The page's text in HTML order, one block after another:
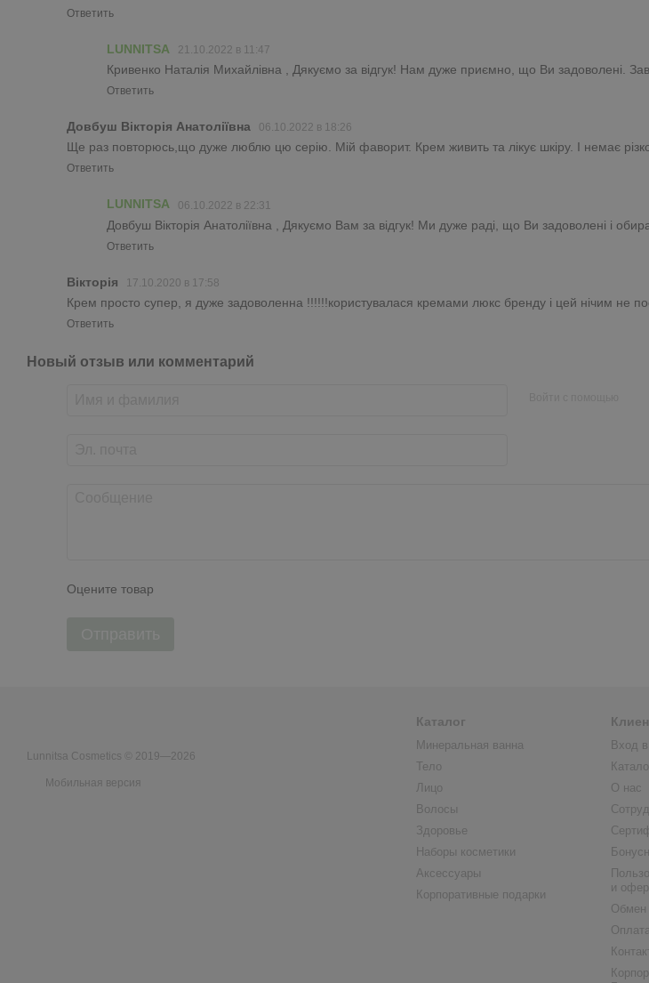
Ответить
LUNNITSA 21.10.2022 в 11:47
Кривенко Наталія Михайлівна , Дякуємо за відгук! Нам дуже приємно, що Ви задоволені.
Ответить
Довбуш Вікторія Анатоліївна 06.10.2022 в 18:26
Ще раз повторюсь,що дуже люблю цю серію. Мій фаворит. Крем живить та лікує шкіру. І немає
Ответить
LUNNITSA 06.10.2022 в 22:31
Довбуш Вікторія Анатоліївна , Дякуємо Вам за відгук! Ми дуже раді, що Ви задоволені і
Ответить
Вікторія 17.10.2020 в 17:58
Крем просто супер, я дуже задоволенна !!!!!!користувалася кремами люкс бренду і цей нічим не
Ответить
Новый отзыв или комментарий
Оцените товар
Lunnitsa Cosmetics © 2019—2026
Мобильная версия
Каталог
Минеральная ванна
Тело
Лицо
Волосы
Здоровье
Наборы косметики
Аксессуары
Корпоративные подарки
Вход
О нас
и
Обмен